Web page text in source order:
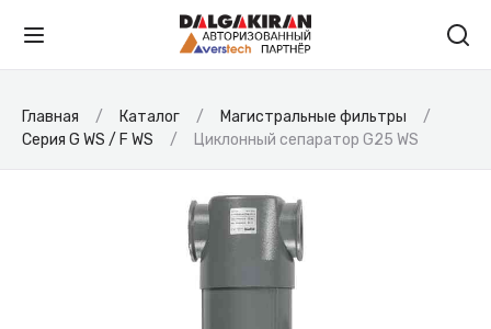
Главная Каталог
Магистральные фильтры
Серия G WS / F WS
Циклонный сепаратор G25 WS